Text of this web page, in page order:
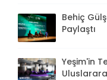
Behiç
Paylaştı
Yeşim'in